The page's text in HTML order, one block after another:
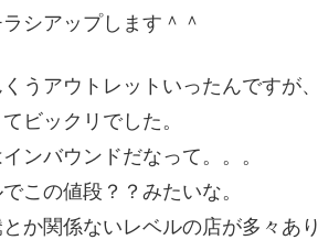
シアップします＾＾
うアウトレットいったんですが、
ビックリでした。
ンバウンドだなって。。。
この値段？？みたいな。
か関係ないレベルの店が多々あり